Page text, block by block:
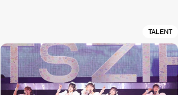
TALENT